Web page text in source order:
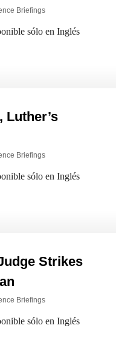
Briefings
sólo en Inglés
Luther’s
Briefings
sólo en Inglés
Strikes
Briefings
sólo en Inglés